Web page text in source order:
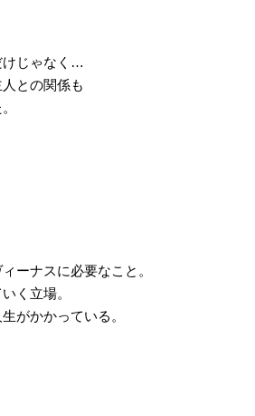
けじゃなく…
との関係も
ーナスに必要なこと。
く立場。
がかかっている。